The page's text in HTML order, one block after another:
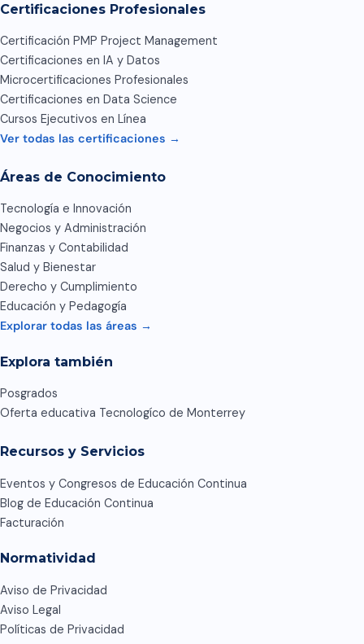
Certificaciones Profesionales
Certificación PMP Project Management
Certificaciones en IA y Datos
Microcertificaciones Profesionales
Certificaciones en Data Science
Cursos Ejecutivos en Línea
Ver todas las certificaciones →
Áreas de Conocimiento
Tecnología e Innovación
Negocios y Administración
Finanzas y Contabilidad
Salud y Bienestar
Derecho y Cumplimiento
Educación y Pedagogía
Explorar todas las áreas →
Explora también
Posgrados
Oferta educativa Tecnologíco de Monterrey
Recursos y Servicios
Eventos y Congresos de Educación Continua
Blog de Educación Continua
Facturación
Normatividad
Aviso de Privacidad
Aviso Legal
Políticas de Privacidad